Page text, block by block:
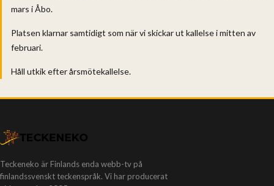
mars i Åbo.
Platsen klarnar samtidigt som när vi skickar ut kallelse i mitten av
februari.
Håll utkik efter årsmötekallelse.
Teckeneko är Finlands enda webb-tv på
finlandssvenskt teckenspråk. Vi har producerat